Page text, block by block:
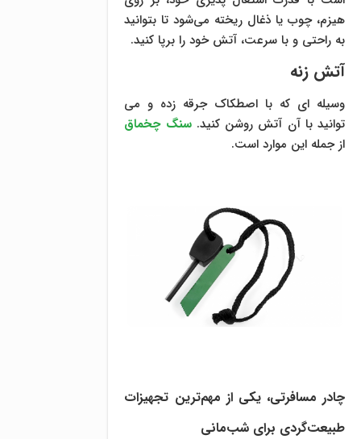
هیزم، چوب یا ذغال ریخته می‌شود تا بتوانید
به راحتی و با سرعت، آتش خود را برپا کنید.
آتش زنه
وسیله ای که با اصطکاک جرقه زده و می
توانید با آن آتش روشن کنید.سنگ چخماق
از جمله این موارد است.
چادر مسافرتی، یکی از مهم‌ترین تجهیزات
طبیعت‌گردی برای شب‌مانی